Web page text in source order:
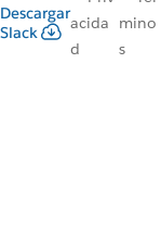
Descargar
Slack
acida
d
mino
s